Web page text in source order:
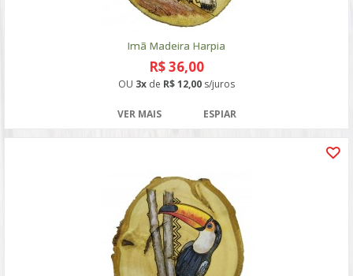
Imã Madeira Harpia
R$ 36,00
OU 3x de R$ 12,00 s/juros
VER MAIS ESPIAR